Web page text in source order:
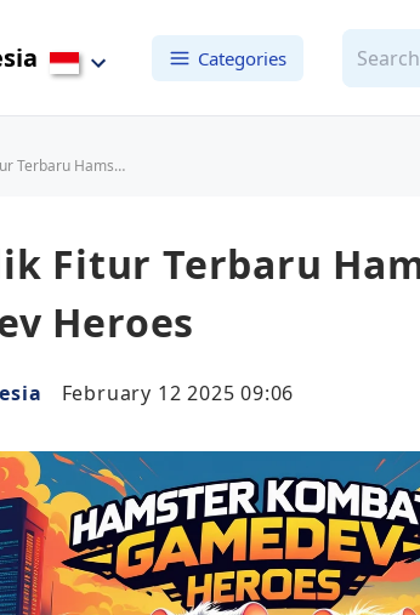
Categories
/ Mengulik Fitur Terbaru Hamster Kombat GameDev Heroes
Fitur Terbaru
Heroes
February 12 2025 09:06